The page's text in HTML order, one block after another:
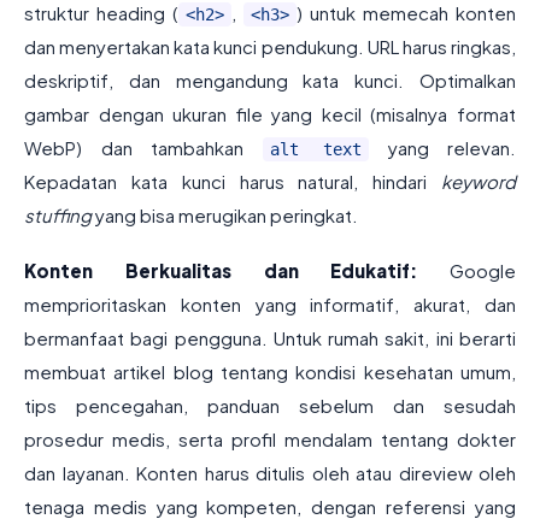
struktur heading ( <h2> <h3> ) untuk memecah konten
dan menyertakan kata kunci pendukung. URL harus ringkas,
deskriptif, dan mengandung kata kunci. Optimalkan
gambar dengan ukuran file yang kecil (misalnya format
WebP) dan tambahkan
alt text
yang relevan.
Kepadatan kata kunci harus natural, hindari keyword
stuffingyang bisa merugikan peringkat.
Konten Berkualitas dan Edukatif: Google
memprioritaskan konten yang informatif, akurat, dan
bermanfaat bagi pengguna. Untuk rumah sakit, ini berarti
membuat artikel blog tentang kondisi kesehatan umum,
tips pencegahan, panduan sebelum dan sesudah
prosedur medis, serta profil mendalam tentang dokter
dan layanan. Konten harus ditulis oleh atau direview oleh
tenaga medis yang kompeten, dengan referensi yang